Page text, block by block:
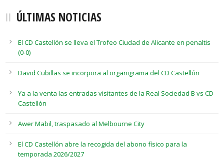
ÚLTIMAS NOTICIAS
El CD Castellón se lleva el Trofeo Ciudad de Alicante en penaltis
(0-0)
David Cubillas se incorpora al organigrama del CD Castellón
Ya a la venta las entradas visitantes de la Real Sociedad B vs CD
Castellón
Awer Mabil, traspasado al Melbourne City
El CD Castellón abre la recogida del abono físico para la
temporada 2026/2027